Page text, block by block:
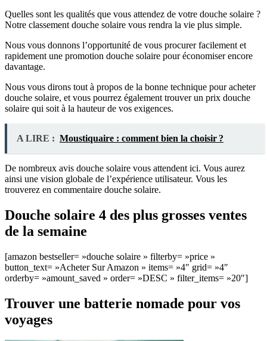
Quelles sont les qualités que vous attendez de votre douche solaire ?
Notre classement douche solaire vous rendra la vie plus simple.
Nous vous donnons l’opportunité de vous procurer facilement et
rapidement une promotion douche solaire pour économiser encore
davantage.
Nous vous dirons tout à propos de la bonne technique pour acheter
douche solaire, et vous pourrez également trouver un prix douche
solaire qui soit à la hauteur de vos exigences.
A LIRE : Moustiquaire : comment bien la choisir ?
De nombreux avis douche solaire vous attendent ici. Vous aurez
ainsi une vision globale de l’expérience utilisateur. Vous les
trouverez en commentaire douche solaire.
Douche solaire 4 des plus grosses ventes
de la semaine
[amazon bestseller= »douche solaire » filterby= »price »
button_text= »Acheter Sur Amazon » items= »4″ grid= »4″
orderby= »amount_saved » order= »DESC » filter_items= »20″]
Trouver une batterie nomade pour vos
voyages